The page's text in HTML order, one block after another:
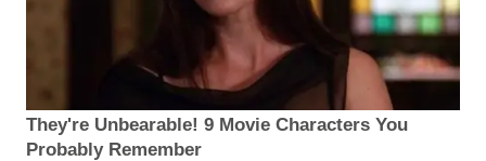
They're Unbearable! 9 Movie Characters You
Probably Remember